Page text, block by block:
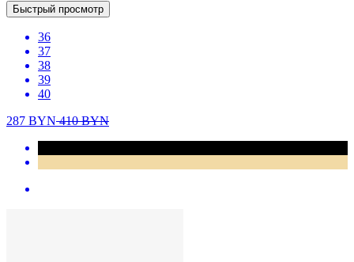
Быстрый просмотр
36
37
38
39
40
287 BYN410BYN